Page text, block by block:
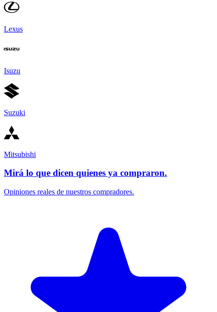
Lexus
Isuzu
Suzuki
Mitsubishi
Mirá lo que dicen quienes ya compraron.
Opiniones reales de nuestros compradores.